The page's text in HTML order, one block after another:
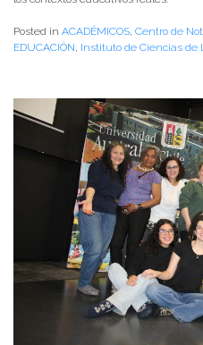
Posted in ACADÉMICOS Centro de
EDUCACIÓN Instituto de Ciencias de